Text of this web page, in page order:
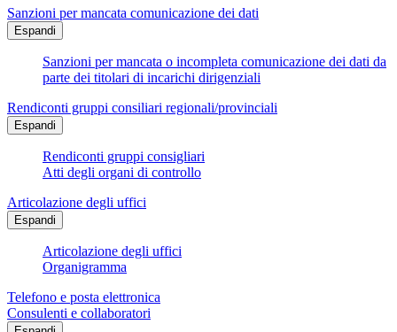
Sanzioni per mancata comunicazione dei dati
Espandi
Sanzioni per mancata o incompleta comunicazione dei dati da
parte dei titolari di incarichi dirigenziali
Rendiconti gruppi consiliari regionali/provinciali
Espandi
Rendiconti gruppi consigliari
Atti degli organi di controllo
Articolazione degli uffici
Espandi
Articolazione degli uffici
Organigramma
Telefono e posta elettronica
Consulenti e collaboratori